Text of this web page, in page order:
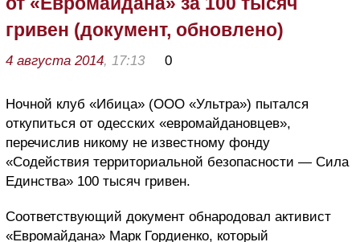
гривен (документ, обновлено)
4 августа 2014, 17:13 0
Ночной клуб «Ибица» (ООО «Ультра») пытался
откупиться от одесских «евромайдановцев»,
перечислив никому не известному фонду
«Содействия территориальной безопасности — Сила
Единства» 100 тысяч гривен.
Соответствующий документ обнародовал активист
«Евромайдана» Марк Гордиенко, который